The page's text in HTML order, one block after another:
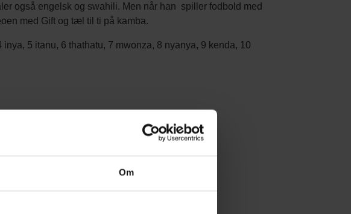
Om
også engelsk og swahili. Men når han spiller fodbold med
med Gift og tæl til ti på kamba.
5 itanu, 6 thathatu, 7 mwonza, 8 nyanya, 9 kenda, 10